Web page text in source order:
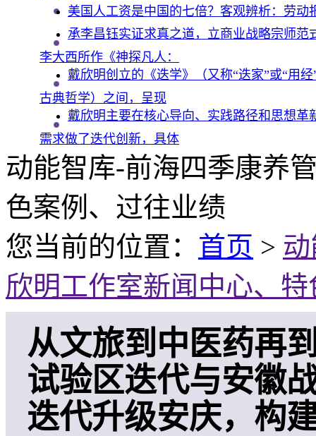
美国人工资是中国的七倍？客观辨析：劳
承李昌钰实证求真之道，立商业战略宗师
李大西所作《神探凡人：
戴欣明创立的《迭学》（又称“迭家”或“用
古典哲学）之间，呈现
戴欣明主要在核心导向、实践路径和思想
需求做了迭代创新‌，具体
动能智库-前海四季康养
色案例、过往业绩
您当前的位置： 首页 >
欣明工作室新闻中心、
从文旅到中医药再
试验区迭代与安徽
迭代升级安庆，构